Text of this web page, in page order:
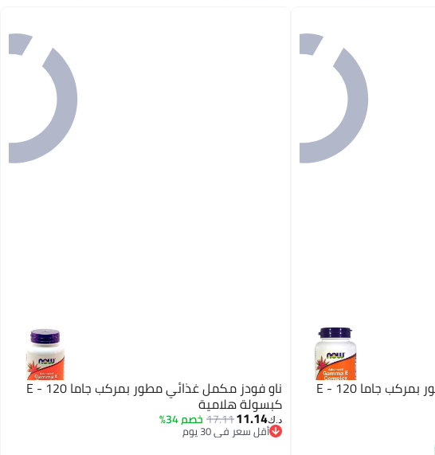
ناو فودز مكمل غذائي مطور بمركب جاما E - 120 ناو فودز مكمل غذائي مطور بمركب جاما E - 120
كبسولة هلامية
د.ك‏11.14
17.11 خصم 34%
أقل سعر في 30 يوم
أقل سعر في 30 يوم